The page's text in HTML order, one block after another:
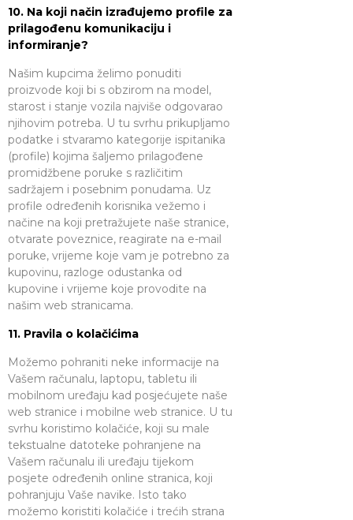
10. Na koji način izrađujemo profile za
prilagođenu komunikaciju i
informiranje?
Našim kupcima želimo ponuditi
proizvode koji bi s obzirom na model,
starost i stanje vozila najviše odgovarao
njihovim potreba. U tu svrhu prikupljamo
podatke i stvaramo kategorije ispitanika
(profile) kojima šaljemo prilagođene
promidžbene poruke s različitim
sadržajem i posebnim ponudama. Uz
profile određenih korisnika vežemo i
načine na koji pretražujete naše stranice,
otvarate poveznice, reagirate na e-mail
poruke, vrijeme koje vam je potrebno za
kupovinu, razloge odustanka od
kupovine i vrijeme koje provodite na
našim web stranicama.
11. Pravila o kolačićima
Možemo pohraniti neke informacije na
Vašem računalu, laptopu, tabletu ili
mobilnom uređaju kad posjećujete naše
web stranice i mobilne web stranice. U tu
svrhu koristimo kolačiće, koji su male
tekstualne datoteke pohranjene na
Vašem računalu ili uređaju tijekom
posjete određenih online stranica, koji
pohranjuju Vaše navike. Isto tako
možemo koristiti kolačiće i trećih strana